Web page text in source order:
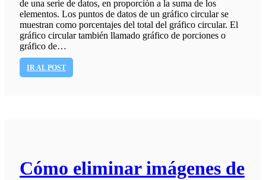
de una serie de datos, en proporción a la suma de los
elementos. Los puntos de datos de un gráfico circular se
muestran como porcentajes del total del gráfico circular. El
gráfico circular también llamado gráfico de porciones o
gráfico de…
IR AL POST
Cómo eliminar imágenes de